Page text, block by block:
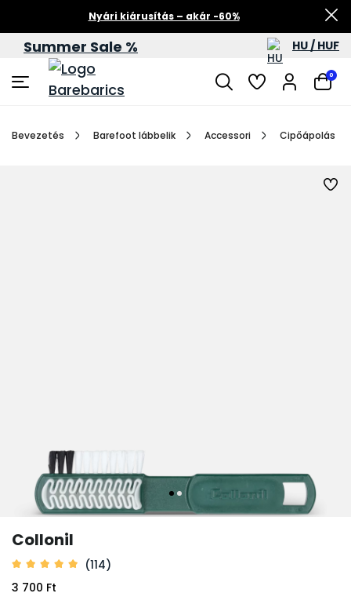
Nyári kiárusítás – akár -60%
Summer Sale % HU / HUF
0
Bevezetés Barefoot lábbelik Accessori Cipőápolás
Collonil
(114)
3 700 Ft